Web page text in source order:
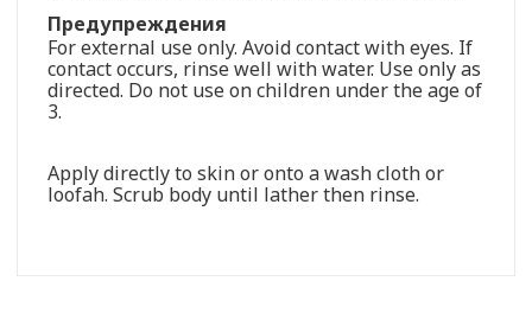
Предупреждения
For external use only. Avoid contact with eyes. If
contact occurs, rinse well with water. Use only as
directed. Do not use on children under the age of
3.
Apply directly to skin or onto a wash cloth or
loofah. Scrub body until lather then rinse.